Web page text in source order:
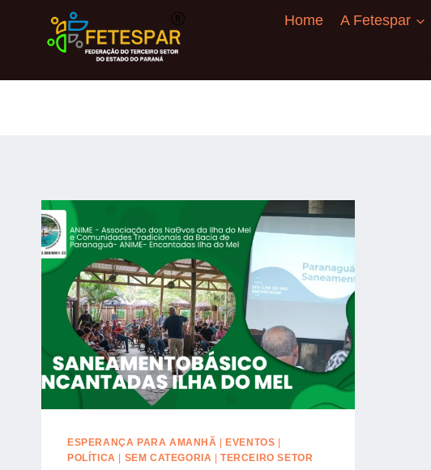
Home A Fetespar
ESPERANÇA PARA AMANHÃ EVENTOS
POLÍTICA
SEM CATEGORIA |TERCEIRO SETOR